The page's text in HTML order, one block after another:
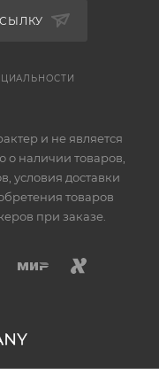
и не является
наличии товаров,
условия доставки
товаров
при заказе.